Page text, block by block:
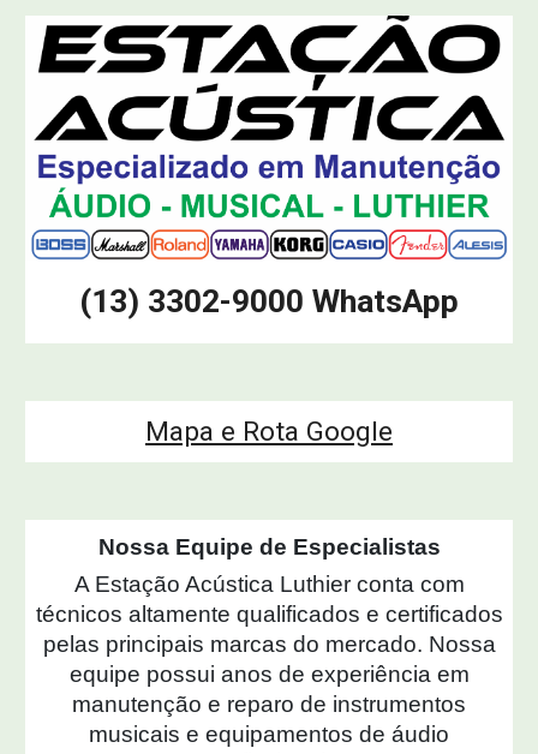
(13) 3302-9000 WhatsApp
Mapa e Rota Google
Nossa Equipe de Especialistas
A Estação Acústica Luthier conta com
técnicos altamente qualificados e certificados
pelas principais marcas do mercado. Nossa
equipe possui anos de experiência em
manutenção e reparo de instrumentos
musicais e equipamentos de áudio